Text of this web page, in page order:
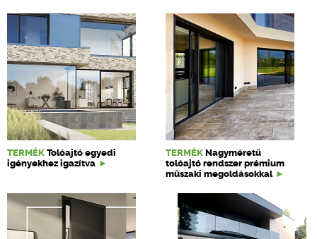
TERMÉK Tolóajtó egyedi
igényekhez igazítva
TERMÉK Nagyméretű
tolóajtó rendszer prémium
műszaki megoldásokkal